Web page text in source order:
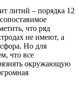
литий – порядка 12
что ряд
не имеют, а
Но для
что все
окружающую